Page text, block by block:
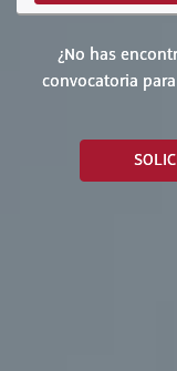
¿No has
convocatoria